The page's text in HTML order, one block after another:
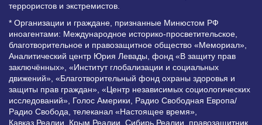
террористов и экстремистов.
* Организации и граждане, признанные Минюстом РФ
иноагентами: Международное историко-просветительское,
благотворительное и правозащитное общество «Мемориал»,
Аналитический центр Юрия Левады, фонд «В защиту прав
заключённых», «Институт глобализации и социальных
движений», «Благотворительный фонд охраны здоровья и
защиты прав граждан», «Центр независимых социологических
исследований», Голос Америки, Радио Свободная Европа/
Радио Свобода, телеканал «Настоящее время»,
Кавказ.Реалии, Крым.Реалии, Сибирь.Реалии, правозащитник